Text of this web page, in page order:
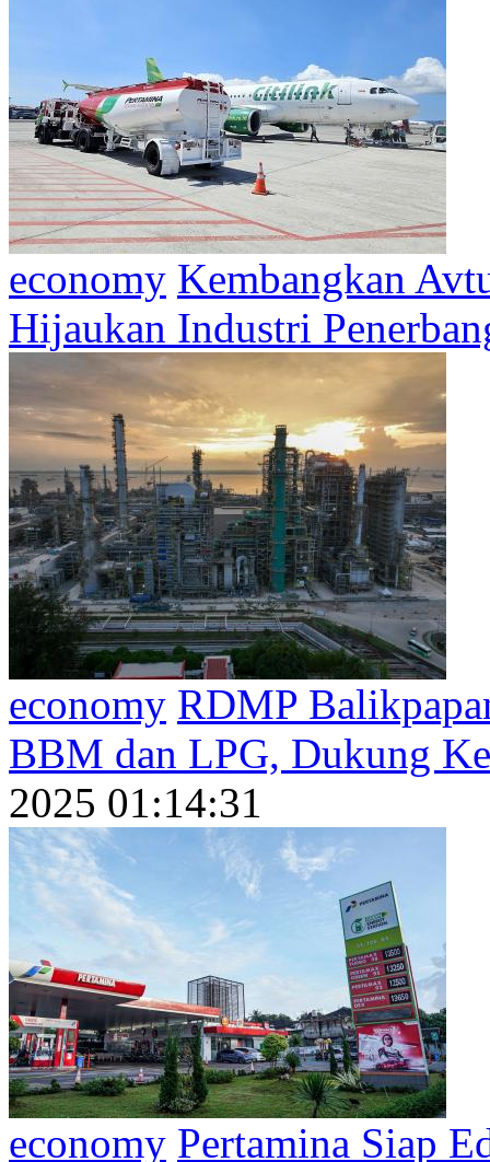
economy Kembangkan
Hijaukan Industri
economy RDMP
BBM dan LPG, Dukung
2025 01:14:31
economy Pertamina Siap